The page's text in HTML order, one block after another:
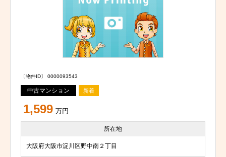
〔物件ID〕 0000093543
中古マンション 新着
1,599 万円
所在地
大阪府大阪市淀川区野中南２丁目